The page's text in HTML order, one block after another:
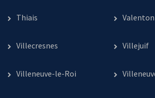
Thiais Valenton
Villecresnes Villejuif
Villeneuve-le-Roi